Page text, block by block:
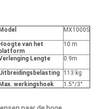
Model MX1000S
Hoogte van het
10 m
Lengte 0.9m
113 kg
Max. werkingshoek 1.5°/3°